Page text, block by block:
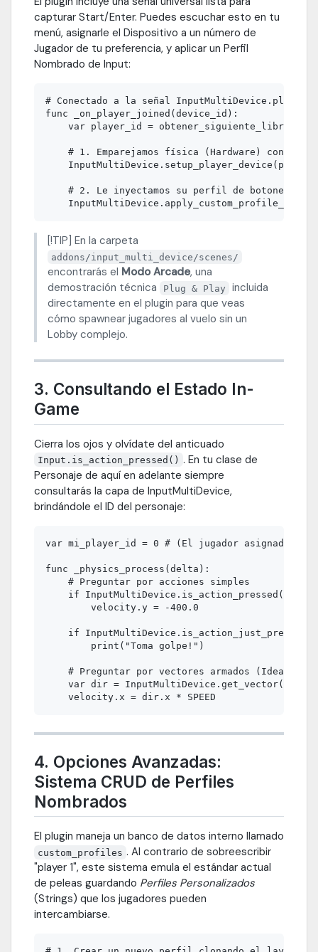
capturar Start/Enter. Puedes escuchar esto en tu
menú, asignarle el Dispositivo a un número de
Jugador de tu preferencia, y aplicar un Perfil
Nombrado de Input:
# Conectado a la señal
func _on_player_joined(device_id):
var player_id =
# 1. Emparejamos física (Hardware) con
# 2. Le inyectamos su perfil de botones
[!TIP] En la carpeta
addons/input_multi_device/scenes/
encontrarás el Modo Arcade, una
demostración técnica
Plug & Play
incluida
directamente en el plugin para que veas
cómo spawnear jugadores al vuelo sin un
Lobby complejo.
3. Consultando el Estado In-
Game
Cierra los ojos y olvídate del anticuado
Input.is_action_pressed() . En tu clase de
Personaje de aquí en adelante siempre
consultarás la capa de InputMultiDevice,
brindándole el ID del personaje:
var mi_player_id = 0 # (El jugador asignado a
func _physics_process(delta):
    # Preguntar por acciones simples
if
        velocity.y = -400.0
if
        print("Toma golpe!")
# Preguntar por vectores armados (Ideal
var dir =
4. Opciones Avanzadas:
Sistema CRUD de Perfiles
Nombrados
El plugin maneja un banco de datos interno llamado
custom_profiles . Al contrario de sobreescribir
"player 1", este sistema emula el estándar actual
de peleas guardando Perfiles Personalizados
(Strings) que los jugadores pueden
intercambiarse.